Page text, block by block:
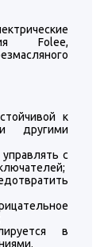
Folee,
к
другими
с
в